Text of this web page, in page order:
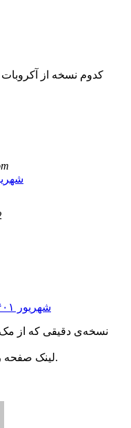
کدوم نسخه از آکروبات
۱۷ شهریور ۱۴۰۱
۱۹ شهریور ۱۴۰۱ - ۱۷:۰۹
نسخه‌ی دقیقی که از مک
لینک صفحه رو ارسال کنید.